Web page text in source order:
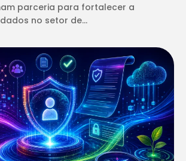
parceria para fortalecer a
no setor de...